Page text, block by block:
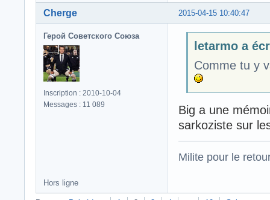
2015-04-15 10:40:47
Cherge
Герой Советского Союза
Inscription : 2010-10-04
Messages : 11 089
letarmo a
Comme tu y
Big a une
sarkoziste sur
Milite pour le
Hors ligne